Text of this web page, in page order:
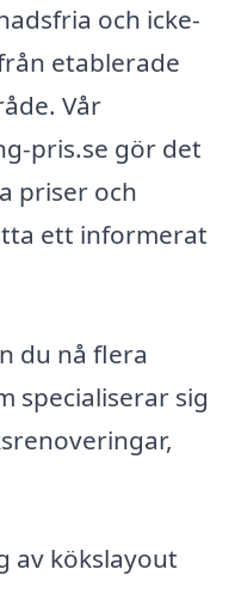
och icke-
etablerade
Vår
pris.se gör det
priser och
ett informerat
du nå flera
specialiserar sig
av kökslayout